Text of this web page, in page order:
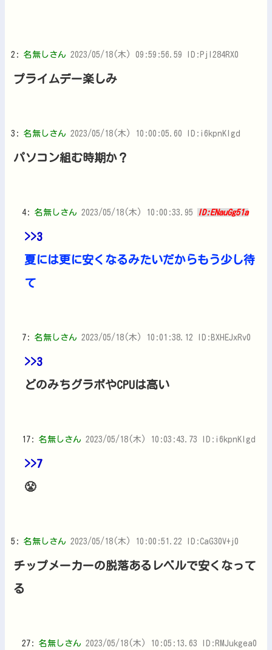
2: 名無しさん 2023/05/18(木) 09:59:56.59 ID:Pjl284RX0
プライムデー楽しみ
3: 名無しさん 2023/05/18(木) 10:00:05.60 ID:i6kpnKlgd
パソコン組む時期か？
4: 名無しさん 2023/05/18(木) 10:00:33.95 ID:ENauGg51a
>>3
夏には更に安くなるみたいだからもう少し待
て
7: 名無しさん 2023/05/18(木) 10:01:38.12 ID:BXHEJxRv0
>>3
どのみちグラボやCPUは高い
17: 名無しさん 2023/05/18(木) 10:03:43.73 ID:i6kpnKlgd
>>7
😤
5: 名無しさん 2023/05/18(木) 10:00:51.22 ID:CaG30V+j0
チップメーカーの脱落あるレベルで安くなって
る
27: 名無しさん 2023/05/18(木) 10:05:13.63 ID:RMJukgea0